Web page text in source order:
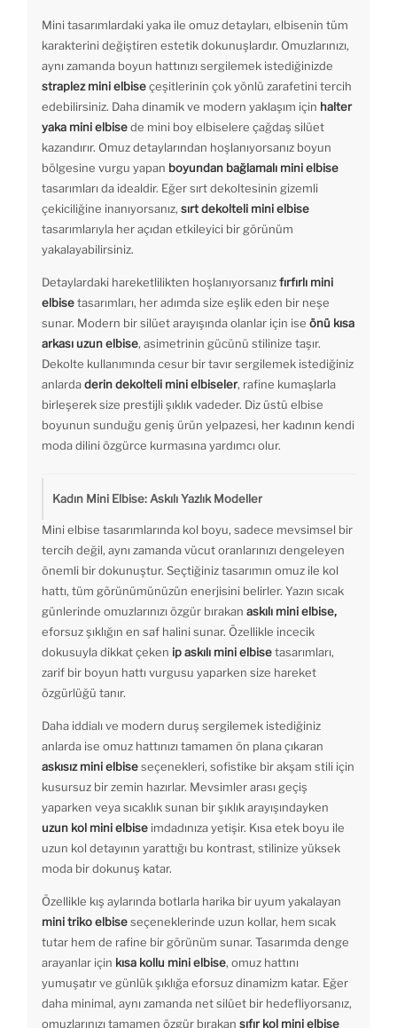
Mini tasarımlardaki yaka ile omuz detayları, elbisenin tüm
karakterini değiştiren estetik dokunuşlardır. Omuzlarınızı,
aynı zamanda boyun hattınızı sergilemek istediğinizde
straplez mini elbiseçeşitlerinin çok yönlü zarafetini tercih
edebilirsiniz. Daha dinamik ve modern yaklaşım için halter
yaka mini elbisede mini boy elbiselere çağdaş silüet
kazandırır. Omuz detaylarından hoşlanıyorsanız boyun
bölgesine vurgu yapan boyundan bağlamalı mini elbise
tasarımları da idealdir. Eğer sırt dekoltesinin gizemli
çekiciliğine inanıyorsanız, sırt dekolteli mini elbise
tasarımlarıyla her açıdan etkileyici bir görünüm
yakalayabilirsiniz.
Detaylardaki hareketlilikten hoşlanıyorsanızfırfırlı mini
elbisetasarımları, her adımda size eşlik eden bir neşe
sunar. Modern bir silüet arayışında olanlar için ise önü kısa
arkası uzun elbise, asimetrinin gücünü stilinize taşır.
Dekolte kullanımında cesur bir tavır sergilemek istediğiniz
anlardaderin dekolteli mini elbiseler, rafine kumaşlarla
birleşerek size prestijli şıklık vadeder. Diz üstü elbise
boyunun sunduğu geniş ürün yelpazesi, her kadının kendi
moda dilini özgürce kurmasına yardımcı olur.
Kadın Mini Elbise: Askılı Yazlık Modeller
Mini elbise tasarımlarında kol boyu, sadece mevsimsel bir
tercih değil, aynı zamanda vücut oranlarınızı dengeleyen
önemli bir dokunuştur. Seçtiğiniz tasarımın omuz ile kol
hattı, tüm görünümünüzün enerjisini belirler. Yazın sıcak
günlerinde omuzlarınızı özgür bırakan askılı mini elbise,
eforsuz şıklığın en saf halini sunar. Özellikle incecik
dokusuyla dikkat çeken ip askılı mini elbisetasarımları,
zarif bir boyun hattı vurgusu yaparken size hareket
özgürlüğü tanır.
Daha iddialı ve modern duruş sergilemek istediğiniz
anlarda ise omuz hattınızı tamamen ön plana çıkaran
askısız mini elbiseseçenekleri, sofistike bir akşam stili için
kusursuz bir zemin hazırlar. Mevsimler arası geçiş
yaparken veya sıcaklık sunan bir şıklık arayışındayken
uzun kol mini elbise imdadınıza yetişir. Kısa etek boyu ile
uzun kol detayının yarattığı bu kontrast, stilinize yüksek
moda bir dokunuş katar.
Özellikle kış aylarında botlarla harika bir uyum yakalayan
mini triko elbiseseçeneklerinde uzun kollar, hem sıcak
tutar hem de rafine bir görünüm sunar. Tasarımda denge
arayanlar için kısa kollu mini elbise, omuz hattını
yumuşatır ve günlük şıklığa eforsuz dinamizm katar. Eğer
daha minimal, aynı zamanda net silüet bir hedefliyorsanız,
omuzlarınızı tamamen özgür bırakan sıfır kol mini elbise